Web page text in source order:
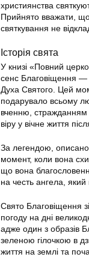
християнства
Прийнято вважати,
святкування не
Історія свята
У книзі «Повний
сенс Благовіщення —
Духа Святого. Цей
подарувало всьому
вченню,
віру у вічне життя
За легендою,
момент, коли вона
що вона
на честь ангела, який
Свято Благовіщення
погоду на дні
адже один з образів
зеленою гілочкою в
життя на землі та